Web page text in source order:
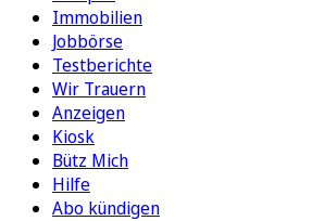
Immobilien
Jobbörse
Testberichte
Wir Trauern
Anzeigen
Kiosk
Bütz Mich
Hilfe
Abo kündigen